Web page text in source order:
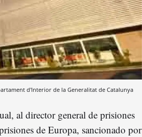
d'Interior de la Generalitat de Catalunya
al director general de prisiones
de Europa, sancionado por